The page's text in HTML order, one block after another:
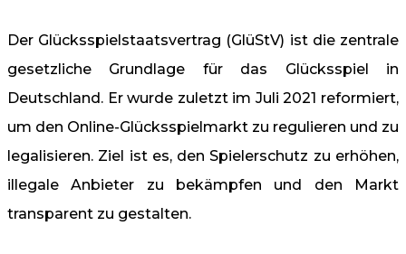
Der Glücksspielstaatsvertrag (GlüStV) ist die zentrale
gesetzliche Grundlage für das Glücksspiel in
Deutschland. Er wurde zuletzt im Juli 2021 reformiert,
um den Online-Glücksspielmarkt zu regulieren und zu
legalisieren. Ziel ist es, den Spielerschutz zu erhöhen,
illegale Anbieter zu bekämpfen und den Markt
transparent zu gestalten.